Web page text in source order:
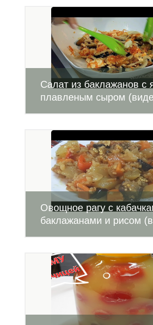
Салат из баклажанов с
плавленым сыром
Овощное рагу с
баклажанами и рисом